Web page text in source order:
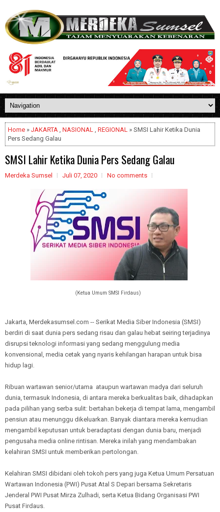
Home » JAKARTA , NASIONAL , REGIONAL » SMSI Lahir Ketika Dunia
Pers Sedang Galau
SMSI Lahir Ketika Dunia Pers Sedang Galau
Merdeka Sumsel Juli 07, 2020 No comments
(Ketua Umum SMSI Firdaus)
Jakarta, Merdekasumsel.com -- Serikat Media Siber Indonesia (SMSI)
berdiri di saat dunia pers sedang risau dan galau hebat seiring terjadinya
disrupsi teknologi informasi yang sedang menggulung media
konvensional, media cetak yang nyaris kehilangan harapan untuk bisa
hidup lagi.
Ribuan wartawan senior/utama ataupun wartawan madya dari seluruh
dunia, termasuk Indonesia, di antara mereka berkualitas baik, dihadapkan
pada pilihan yang serba sulit: bertahan bekerja di tempat lama, mengambil
pensiun atau menunggu dikeluarkan. Banyak diantara mereka kemudian
mengambil keputusan untuk beradaptasi dengan dunia baru, menjadi
pengusaha media online rintisan. Mereka inilah yang mendambakan
kelahiran SMSI untuk memberikan pertolongan.
Kelahiran SMSI dibidani oleh tokoh pers yang juga Ketua Umum Persatuan
Wartawan Indonesia (PWI) Pusat Atal S Depari bersama Sekretaris
Jenderal PWI Pusat Mirza Zulhadi, serta Ketua Bidang Organisasi PWI
Pusat Firdaus.